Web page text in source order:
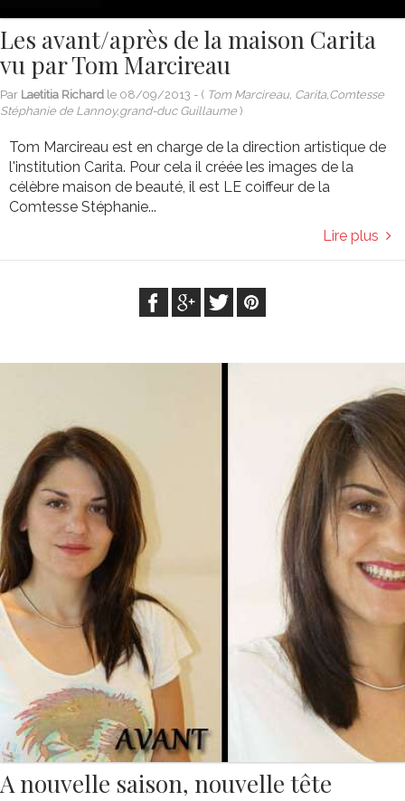
Les avant/après de la maison Carita
vu par Tom Marcireau
Par Laetitia Richard le 08/09/2013 - ( Tom Marcireau, Carita,Comtesse
Stéphanie de Lannoy,grand-duc Guillaume )
Tom Marcireau est en charge de la direction artistique de
l'institution Carita. Pour cela il créée les images de la
célèbre maison de beauté, il est LE coiffeur de la
Comtesse Stéphanie...
Lire plus
A nouvelle saison, nouvelle tête